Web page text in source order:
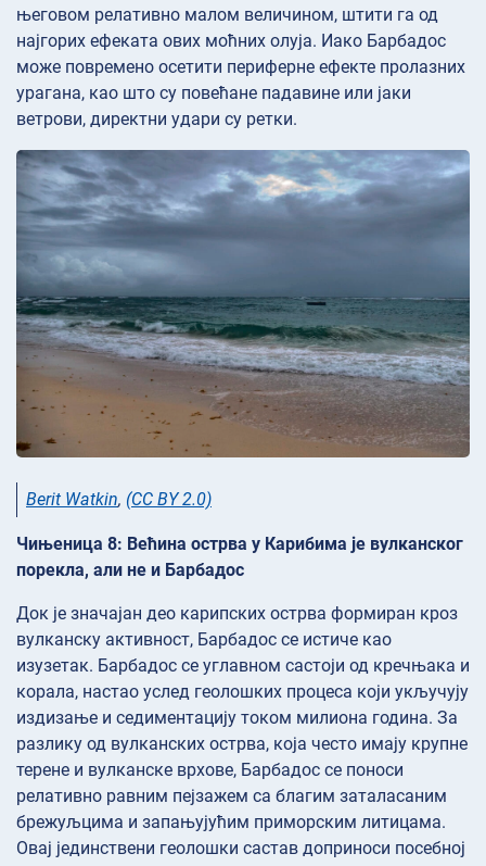
његовом релативно малом величином, штити га од
најгорих ефеката ових моћних олуја. Иако Барбадос
може повремено осетити периферне ефекте пролазних
урагана, као што су повећане падавине или јаки
ветрови, директни удари су ретки.
Berit Watkin, (CC BY 2.0)
Чињеница 8: Већина острва у Карибима је вулканског
порекла, али не и Барбадос
Док је значајан део карипских острва формиран кроз
вулканску активност, Барбадос се истиче као
изузетак. Барбадос се углавном састоји од кречњака и
корала, настао услед геолошких процеса који укључују
издизање и седиментацију током милиона година. За
разлику од вулканских острва, која често имају крупне
терене и вулканске врхове, Барбадос се поноси
релативно равним пејзажем са благим заталасаним
брежуљцима и запањујућим приморским литицама.
Овај јединствени геолошки састав доприноси посебној